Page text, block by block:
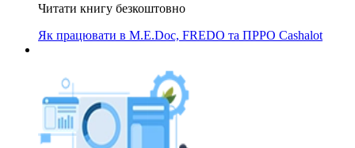
Читати книгу безкоштовно
Як працювати в M.E.Doc, FREDO та ПРРО Cashalot